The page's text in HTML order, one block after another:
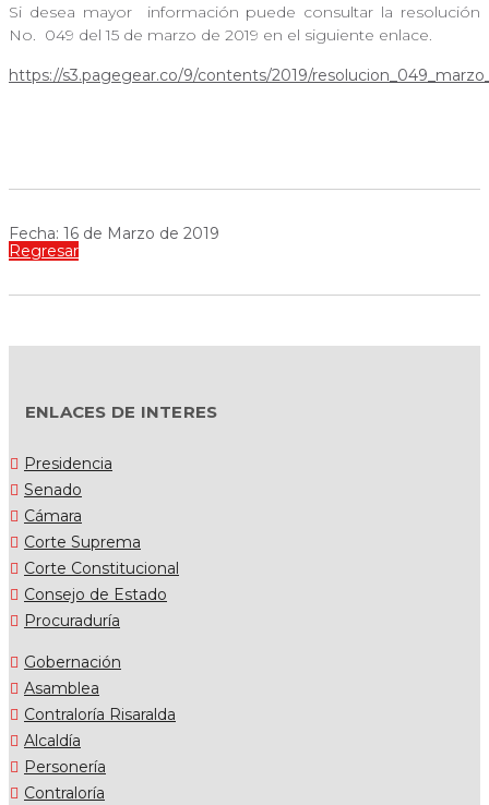
Si desea mayor información puede consultar la resolución
No. 049 del 15 de marzo de 2019 en el siguiente enlace.
https://s3.pagegear.co/9/contents/2019/
Fecha: 16 de Marzo de 2019
Regresar
ENLACES DE INTERES
Presidencia
Senado
Cámara
Corte Suprema
Corte Constitucional
Consejo de Estado
Procuraduría
Gobernación
Asamblea
Contraloría Risaralda
Alcaldía
Personería
Contraloría